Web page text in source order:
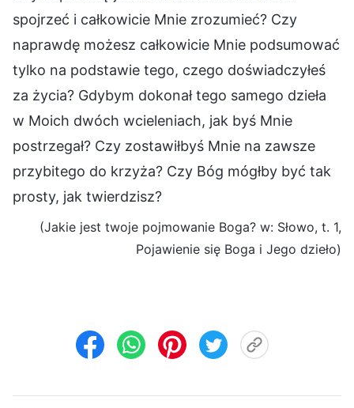
spojrzeć i całkowicie Mnie zrozumieć? Czy
naprawdę możesz całkowicie Mnie podsumować
tylko na podstawie tego, czego doświadczyłeś
za życia? Gdybym dokonał tego samego dzieła
w Moich dwóch wcieleniach, jak byś Mnie
postrzegał? Czy zostawiłbyś Mnie na zawsze
przybitego do krzyża? Czy Bóg mógłby być tak
prosty, jak twierdzisz?
(Jakie jest twoje pojmowanie Boga? w: Słowo, t. 1,
Pojawienie się Boga i Jego dzieło)